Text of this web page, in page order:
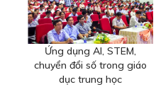
Ứng dụng AI, STEM,
chuyển đổi số trong giáo
dục trung học